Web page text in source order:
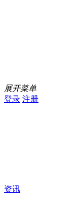
展开菜单
登录 注册
资讯